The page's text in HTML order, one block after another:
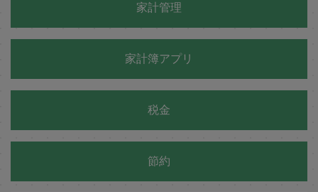
家計管理
家計簿アプリ
税金
節約